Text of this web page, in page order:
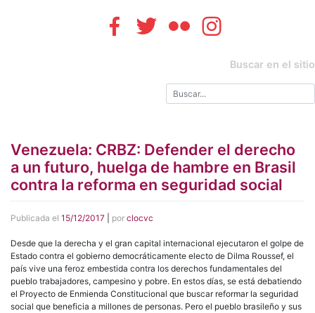
Buscar en el sitio
Venezuela: CRBZ: Defender el derecho
a un futuro, huelga de hambre en Brasil
contra la reforma en seguridad social
Publicada el 15/12/2017 por clocvc
Desde que la derecha y el gran capital internacional ejecutaron el golpe de
Estado contra el gobierno democráticamente electo de Dilma Roussef, el
país vive una feroz embestida contra los derechos fundamentales del
pueblo trabajadores, campesino y pobre. En estos días, se está debatiendo
el Proyecto de Enmienda Constitucional que buscar reformar la seguridad
social que beneficia a millones de personas. Pero el pueblo brasileño y sus